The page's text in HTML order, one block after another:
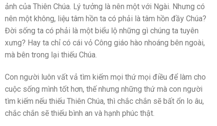
ảnh của Thiên Chúa. Lý tưởng là nên một với Ngài. Nhưng có
nên một không, liệu tâm hồn ta có phải là tâm hồn đầy Chúa?
Đời sống ta có phải là một biểu lộ những gì chúng ta tuyên
xưng? Hay ta chỉ có cái vỏ Công giáo hào nhoáng bên ngoài,
mà bên trong lại thiếu Chúa.
Con người luôn vất vả tìm kiếm mọi thứ mọi điều để làm cho
cuộc sống mình tốt hơn, thế nhưng những thứ mà con người
tìm kiếm nếu thiếu Thiên Chúa, thì chắc chắn sẽ bất ổn lo âu,
chắc chắn sẽ thiếu bình an và hạnh phúc thật.